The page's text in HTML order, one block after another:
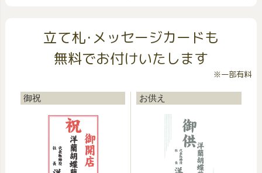
立て札･メッセージカードも
無料でお付けいたします
※一部有料
御祝 お供え